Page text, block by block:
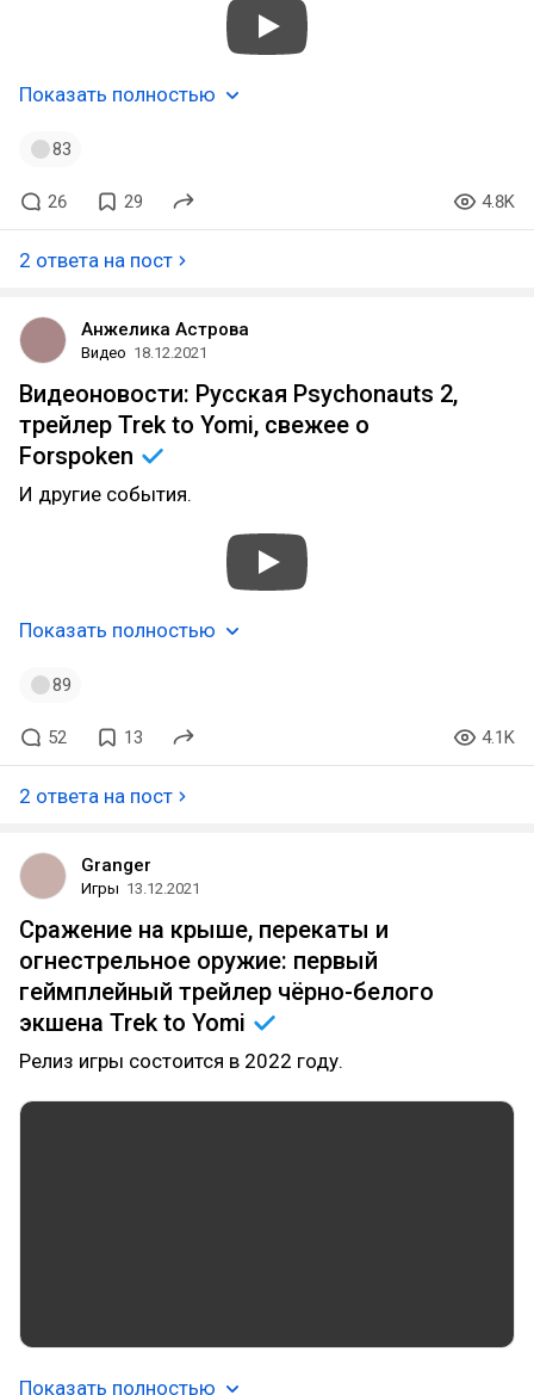
Показать полностью
83
26 29 4.8K
2 ответа на пост
Анжелика Астрова
Видео 18.12.2021
Видеоновости: Русская Psychonauts 2,
трейлер Trek to Yomi, свежее о
Forspoken
И другие события.
Показать полностью
89
52 13 4.1K
2 ответа на пост
Granger
Игры 13.12.2021
Сражение на крыше, перекаты и
огнестрельное оружие: первый
геймплейный трейлер чёрно-белого
экшена Trek to Yomi
Релиз игры состоится в 2022 году.
Показать полностью